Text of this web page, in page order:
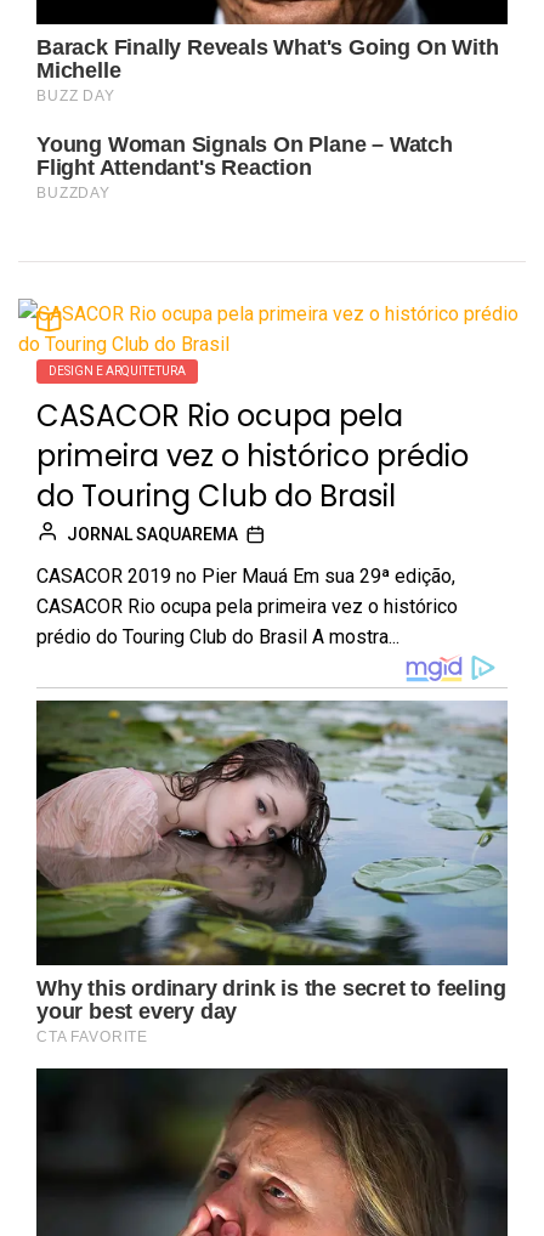
DESIGN E ARQUITETURA
CASACOR Rio ocupa pela
primeira vez o histórico prédio
do Touring Club do Brasil
JORNAL SAQUAREMA
CASACOR 2019 no Pier Mauá Em sua 29ª edição,
CASACOR Rio ocupa pela primeira vez o histórico
prédio do Touring Club do Brasil A mostra...